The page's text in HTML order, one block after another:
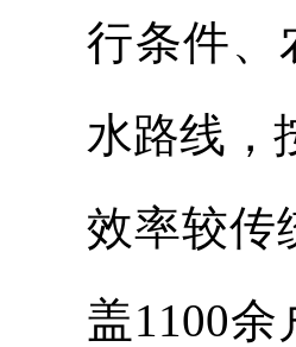
行条件、
水路线，
效率较传
盖1100